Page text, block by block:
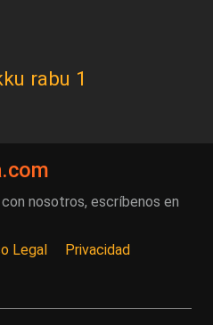
rabu 1
nosotros, escríbenos en
Legal Privacidad